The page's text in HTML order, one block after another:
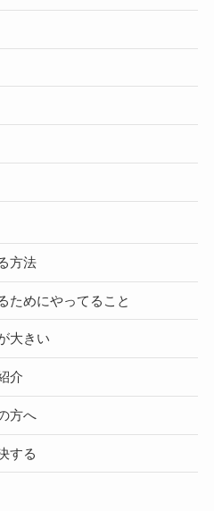
方法
ためにやってること
大きい
介
方へ
する